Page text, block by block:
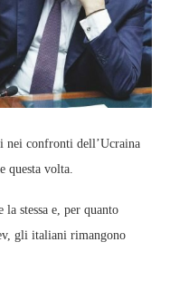
confronti dell’Ucraina
questa volta.
stessa e, per quanto
gli italiani rimangono